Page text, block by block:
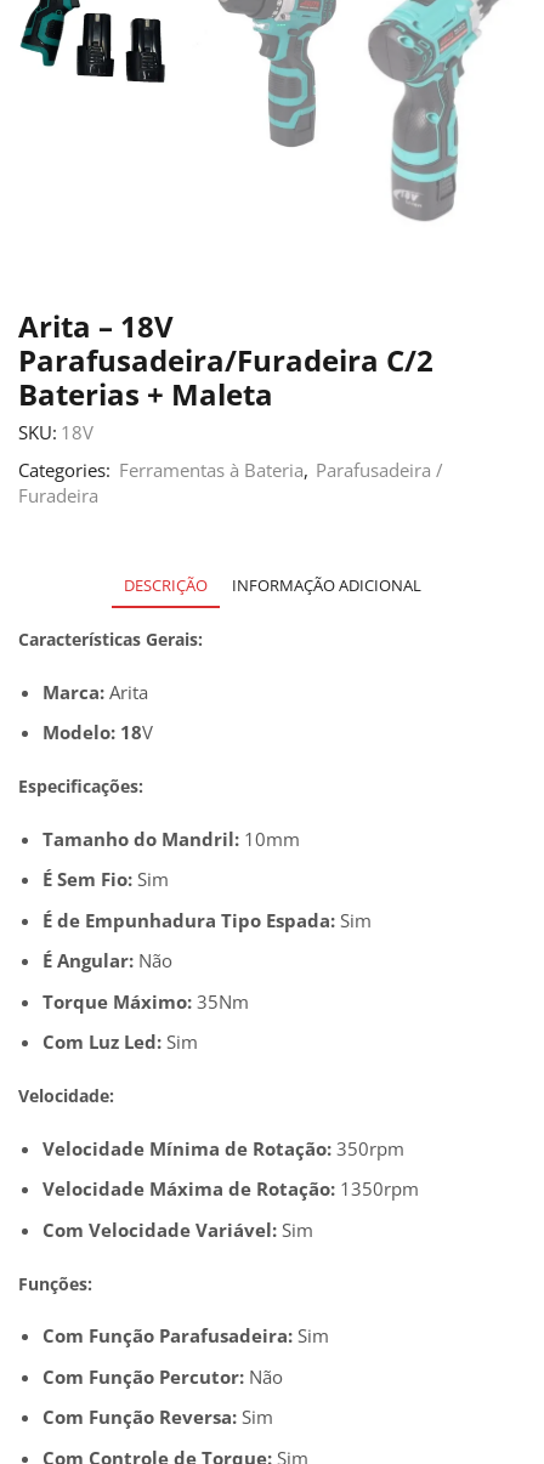
Arita – 18V
Parafusadeira/Furadeira C/2
Baterias + Maleta
SKU: 18V
Categories: Ferramentas à Bateria, Parafusadeira /
Furadeira
DESCRIÇÃO INFORMAÇÃO ADICIONAL
Características Gerais:
Marca: Arita
Modelo: 18V
Especificações:
Tamanho do Mandril: 10mm
É Sem Fio: Sim
É de Empunhadura Tipo Espada: Sim
É Angular: Não
Torque Máximo: 35Nm
Com Luz Led: Sim
Velocidade:
Velocidade Mínima de Rotação: 350rpm
Velocidade Máxima de Rotação: 1350rpm
Com Velocidade Variável: Sim
Funções:
Com Função Parafusadeira: Sim
Com Função Percutor: Não
Com Função Reversa: Sim
Com Controle de Torque: Sim